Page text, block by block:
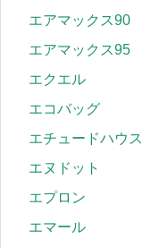
エアマックス90
エアマックス95
エクエル
エコバッグ
エチュードハウス
エヌドット
エプロン
エマール